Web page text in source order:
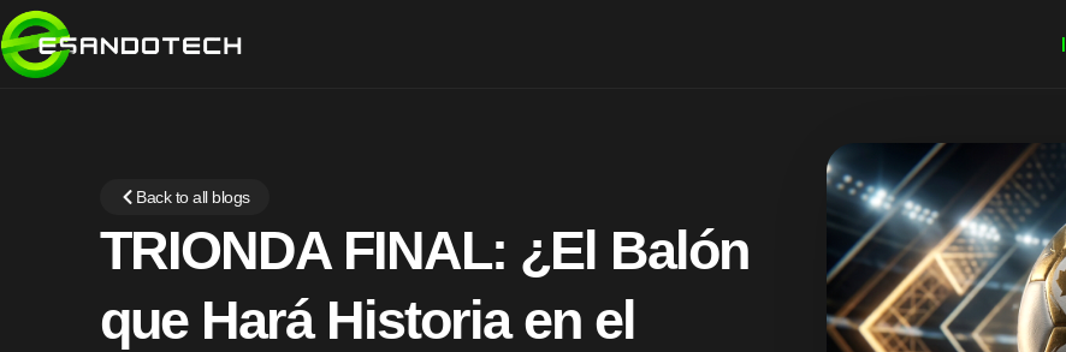
Back to all blogs
TRIONDA FINAL: ¿El Balón
que Hará Historia en el